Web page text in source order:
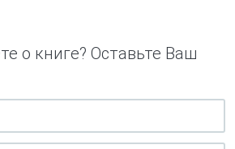
о книге? Оставьте Ваш